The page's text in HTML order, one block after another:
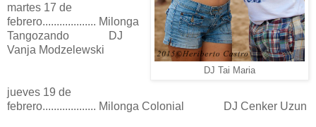
DJ Tai Maria
martes 17 de
febrero................... Milonga
Tangozando DJ
Vanja Modzelewski
jueves 19 de
febrero................... Milonga Colonial DJ Cenker Uzun